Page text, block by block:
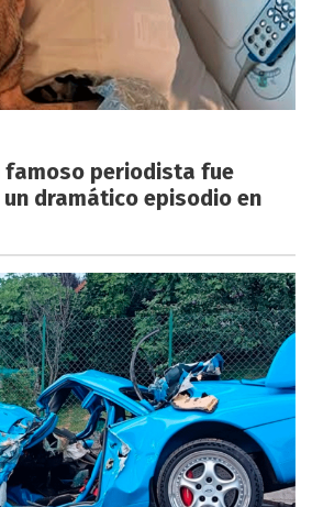
famoso periodista fue
dramático episodio en